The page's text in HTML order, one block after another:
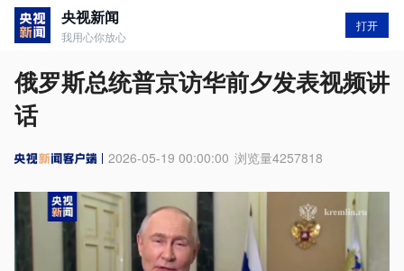
央视新闻
我用心你放心
打开
俄罗斯总统普京访华前夕发表视频讲
话
2026-05-19 00:00:00 浏览量4257818